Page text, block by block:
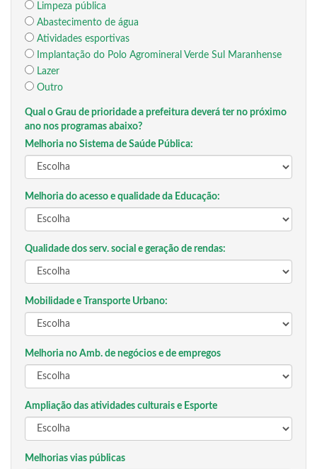
Limpeza pública
Abastecimento de água
Atividades esportivas
Implantação do Polo Agromineral Verde Sul Maranhense
Lazer
Outro
Qual o Grau de prioridade a prefeitura deverá ter no próximo
ano nos programas abaixo?
Melhoria no Sistema de Saúde Pública:
Melhoria do acesso e qualidade da Educação:
Qualidade dos serv. social e geração de rendas:
Mobilidade e Transporte Urbano:
Melhoria no Amb. de negócios e de empregos
Ampliação das atividades culturais e Esporte
Melhorias vias públicas